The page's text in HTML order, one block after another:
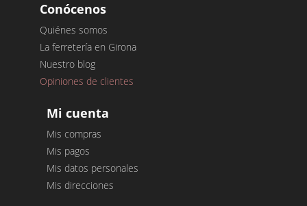
Conócenos
Quiénes somos
La ferretería en Girona
Nuestro blog
Opiniones de clientes
Mi cuenta
Mis compras
Mis pagos
Mis datos personales
Mis direcciones